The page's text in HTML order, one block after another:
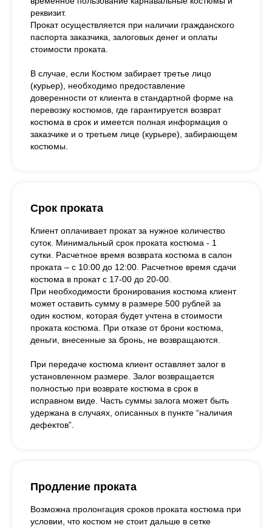
реквизит.
Прокат осуществляется при наличии гражданского
паспорта заказчика, залоговых денег и оплаты
стоимости проката.
В случае, если Костюм забирает третье лицо
(курьер), необходимо предоставление
доверенности от клиента в стандартной форме на
перевозку костюмов, где гарантируется возврат
костюма в срок и имеется полная информация о
заказчике и о третьем лице (курьере), забирающем
костюмы.
Срок проката
Клиент оплачивает прокат за нужное количество
суток. Минимальный срок проката костюма - 1
сутки. Расчетное время возврата костюма в салон
проката – с 10:00 до 12:00. Расчетное время сдачи
костюма в прокат с 17-00 до 20-00.
При необходимости бронирования костюма клиент
может оставить сумму в размере 500 рублей за
один костюм, которая будет учтена в стоимости
проката костюма. При отказе от брони костюма,
деньги, внесенные за бронь, не возвращаются.
При передаче костюма клиент оставляет залог в
установленном размере. Залог возвращается
полностью при возврате костюма в срок в
исправном виде. Часть суммы залога может быть
удержана в случаях, описанных в пункте “наличия
дефектов”.
Продление проката
Возможна пролонгация сроков проката костюма при
условии, что костюм не стоит дальше в сетке